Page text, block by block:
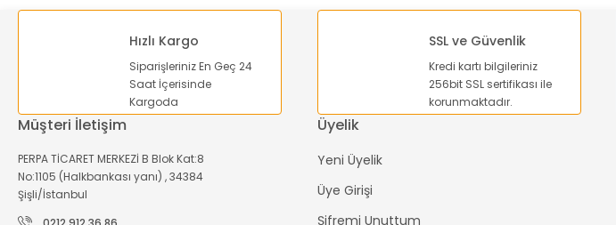
Hızlı Kargo
Siparişleriniz En Geç 24
Saat İçerisinde
Kargoda
SSL ve Güvenlik
Kredi kartı bilgileriniz
256bit SSL sertifikası ile
korunmaktadır.
Müşteri İletişim
PERPA TİCARET MERKEZİ B Blok Kat:8
No:1105 (Halkbankası yanı) , 34384
Şişli/İstanbul
Üyelik
Yeni Üyelik
Üye Girişi
Şifremi Unuttum